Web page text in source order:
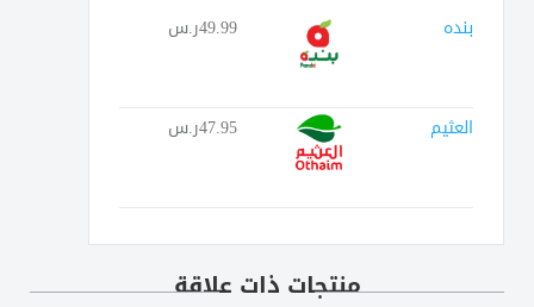
بنده 49.99ر.س
العثيم 47.95ر.س
منتجات ذات علاقة